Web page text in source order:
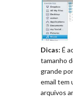
Dicas: É
tamanho
grande
email tem
arquivos